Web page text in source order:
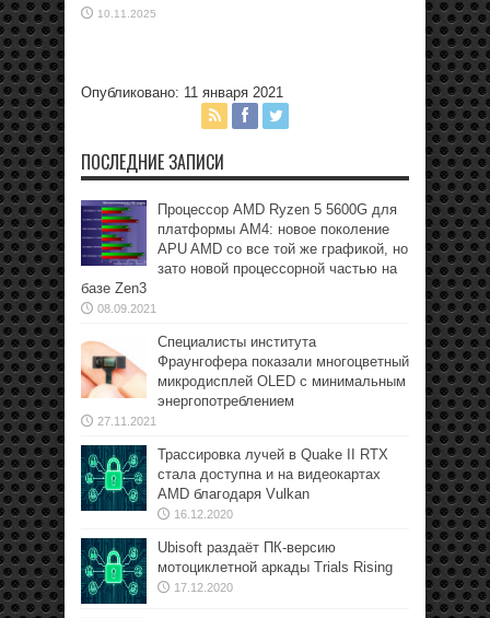
10.11.2025
Опубликовано: 11 января 2021
ПОСЛЕДНИЕ ЗАПИСИ
Процессор AMD Ryzen 5 5600G для
платформы АМ4: новое поколение
APU AMD со все той же графикой, но
зато новой процессорной частью на
базе Zen3
08.09.2021
Специалисты института
Фраунгофера показали многоцветный
микродисплей OLED с минимальным
энергопотреблением
27.11.2021
Трассировка лучей в Quake II RTX
стала доступна и на видеокартах
AMD благодаря Vulkan
16.12.2020
Ubisoft раздаёт ПК-версию
мотоциклетной аркады Trials Rising
17.12.2020